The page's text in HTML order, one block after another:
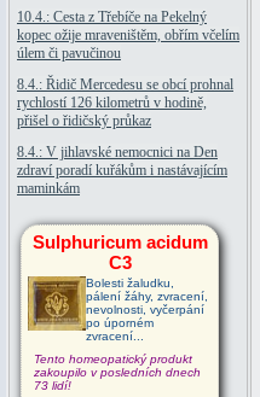
10.4.: Cesta z Třebíče na Pekelný
kopec ožije mraveništěm, obřím včelím
úlem či pavučinou
8.4.: Řidič Mercedesu se obcí prohnal
rychlostí 126 kilometrů v hodině,
přišel o řidičský průkaz
8.4.: V jihlavské nemocnici na Den
zdraví poradí kuřákům i nastávajícím
maminkám
Sulphuricum acidum
C3
Bolesti žaludku,
pálení žáhy, zvracení,
nevolnosti, vyčerpání
po úporném
zvracení...
Tento homeopatický produkt
zakoupilo v posledních dnech
73 lidí!